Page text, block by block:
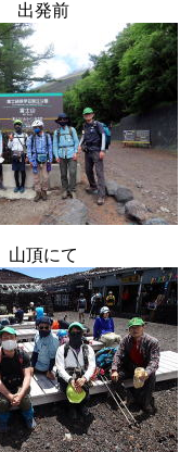
出発前
山頂にて